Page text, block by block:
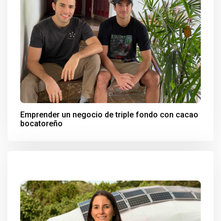
Emprender un negocio de triple fondo con cacao
bocatoreño